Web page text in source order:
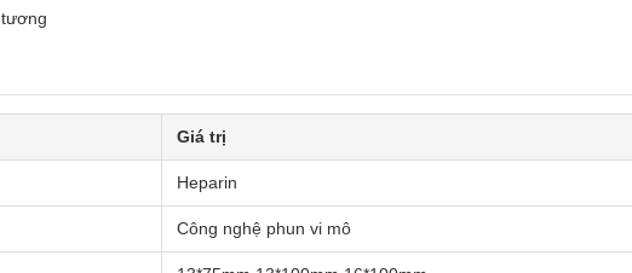
Giá trị
Heparin
Công nghệ phun vi mô